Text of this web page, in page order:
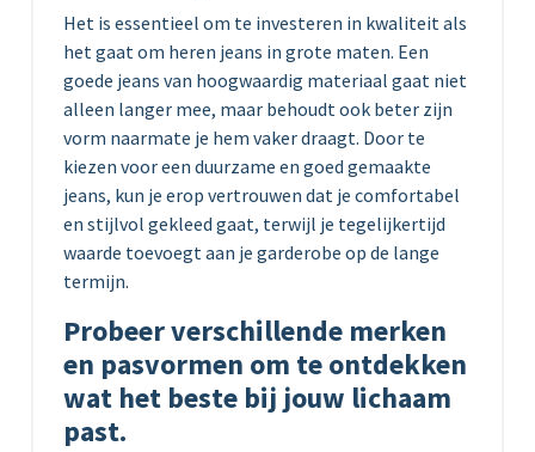
Het is essentieel om te investeren in kwaliteit als
het gaat om heren jeans in grote maten. Een
goede jeans van hoogwaardig materiaal gaat niet
alleen langer mee, maar behoudt ook beter zijn
vorm naarmate je hem vaker draagt. Door te
kiezen voor een duurzame en goed gemaakte
jeans, kun je erop vertrouwen dat je comfortabel
en stijlvol gekleed gaat, terwijl je tegelijkertijd
waarde toevoegt aan je garderobe op de lange
termijn.
Probeer verschillende merken
en pasvormen om te ontdekken
wat het beste bij jouw lichaam
past.